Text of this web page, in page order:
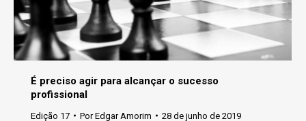
É preciso agir para alcançar o sucesso
profissional
Edição 17 PorEdgar Amorim 28 de junho de 2019